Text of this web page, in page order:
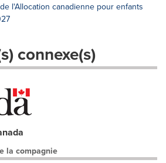
l'Allocation canadienne pour enfants
connexe(s)
la compagnie